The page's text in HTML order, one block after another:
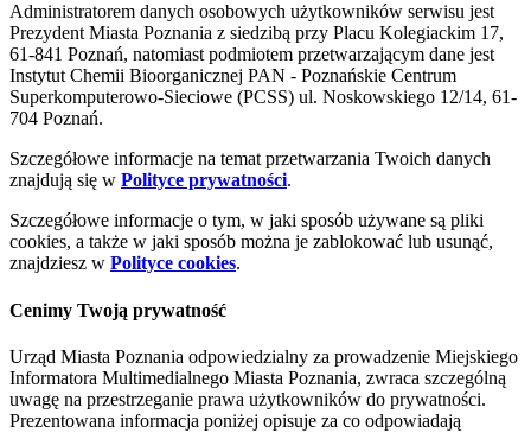
Administratorem danych osobowych użytkowników serwisu jest
Prezydent Miasta Poznania z siedzibą przy Placu Kolegiackim 17,
61-841 Poznań, natomiast podmiotem przetwarzającym dane jest
Instytut Chemii Bioorganicznej PAN - Poznańskie Centrum
Superkomputerowo-Sieciowe (PCSS) ul. Noskowskiego 12/14, 61-
704 Poznań.
Szczegółowe informacje na temat przetwarzania Twoich danych
znajdują się w Polityce prywatności.
Szczegółowe informacje o tym, w jaki sposób używane są pliki
cookies, a także w jaki sposób można je zablokować lub usunąć,
znajdziesz w Polityce cookies.
Cenimy Twoją prywatność
Urząd Miasta Poznania odpowiedzialny za prowadzenie Miejskiego
Informatora Multimedialnego Miasta Poznania, zwraca szczególną
uwagę na przestrzeganie prawa użytkowników do prywatności.
Prezentowana informacja poniżej opisuje za co odpowiadają